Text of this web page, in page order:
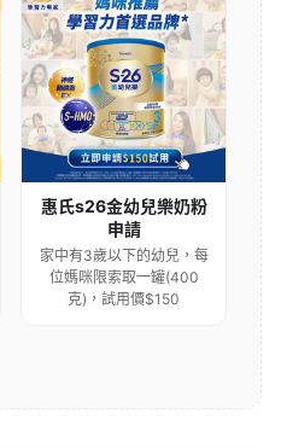
惠氏s26金幼兒樂奶粉
申請
家中有3歲以下的幼兒，每
位媽咪限索取一罐(400
克)，試用價$150